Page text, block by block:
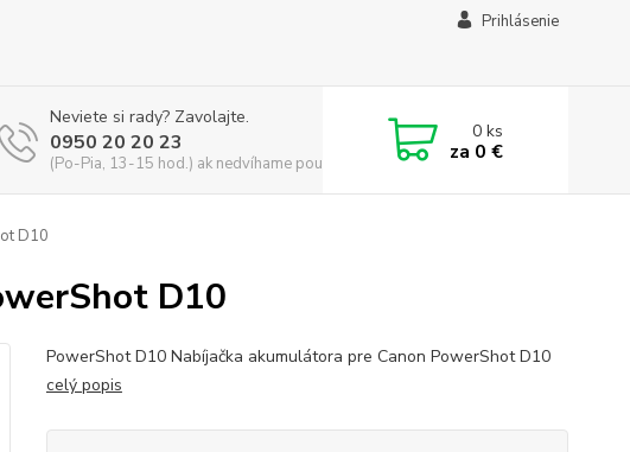
Prihlásenie
Neviete si rady? Zavolajte.
0950 20 20 23
(Po-Pia, 13-15 hod.) ak nedvíhame použite CHATBOX
0ks
za 0 €
D10
D10
PowerShot D10 Nabíjačka akumulátora pre Canon PowerShot D10
celý popis